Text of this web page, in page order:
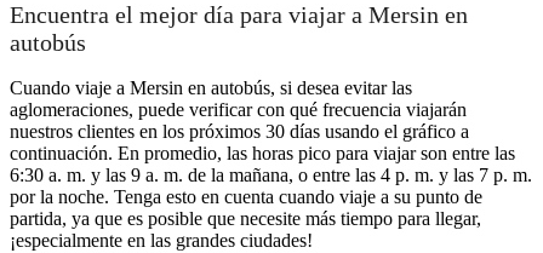
Alanya
Mersin
Encuentra el mejor día para viajar a Mersin en
autobús
Cuando viaje a Mersin en autobús, si desea evitar las
aglomeraciones, puede verificar con qué frecuencia viajarán
nuestros clientes en los próximos 30 días usando el gráfico a
continuación. En promedio, las horas pico para viajar son entre las
6:30 a. m. y las 9 a. m. de la mañana, o entre las 4 p. m. y las 7 p. m.
por la noche. Tenga esto en cuenta cuando viaje a su punto de
partida, ya que es posible que necesite más tiempo para llegar,
¡especialmente en las grandes ciudades!